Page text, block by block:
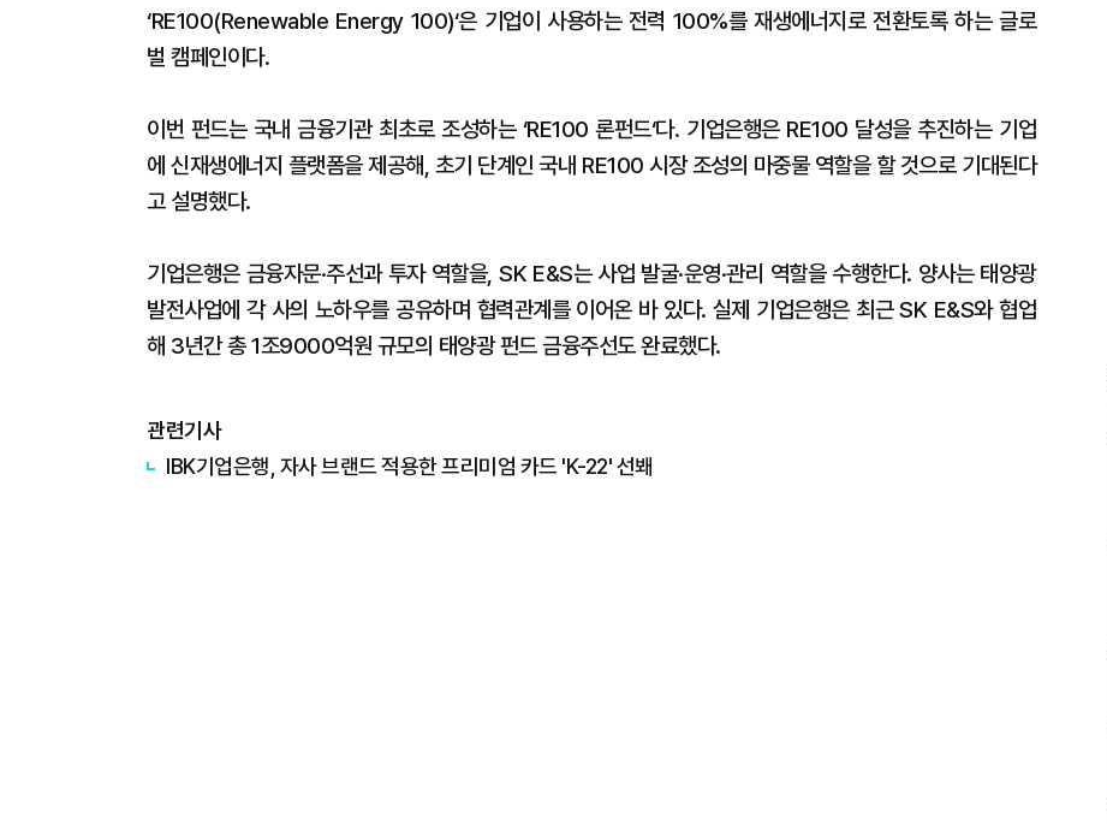
‘RE100(Renewable Energy 100)‘은 기업이 사용하는 전력 100%를 재생에너지로 전환토록 하는 글로
벌 캠페인이다.
이번 펀드는 국내 금융기관 최초로 조성하는 ‘RE100 론펀드‘다. 기업은행은 RE100 달성을 추진하는 기업
에 신재생에너지 플랫폼을 제공해, 초기 단계인 국내 RE100 시장 조성의 마중물 역할을 할 것으로 기대된다
고 설명했다.
기업은행은 금융자문·주선과 투자 역할을, SK E&S는 사업 발굴·운영·관리 역할을 수행한다. 양사는 태양광
발전사업에 각 사의 노하우를 공유하며 협력관계를 이어온 바 있다. 실제 기업은행은 최근 SK E&S와 협업
해 3년간 총 1조9000억원 규모의 태양광 펀드 금융주선도 완료했다.
관련기사
​IBK기업은행, 자사 브랜드 적용한 프리미엄 카드 'K-22' 선봬